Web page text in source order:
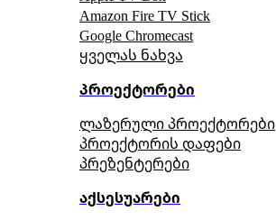
Amazon Fire TV Stick
Google Chromecast
ყველას ნახვა
პროექტორები
ლაზერული პროექტორები
პროექტორის დაფები
პრეზენტერები
აქსესუარები